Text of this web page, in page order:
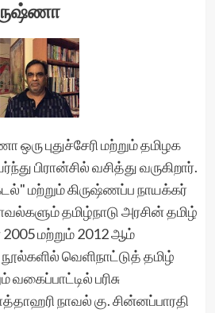
ஒரு புதுச்சேரி மற்றும் தமிழக
பிரான்சில் வசித்து வருகிறார்.
மற்றும் கிருஷ்ணப்ப நாயக்கர்
தமிழ்நாடு அரசின் தமிழ்
மற்றும் 2012 ஆம்
வெளிநாட்டுத் தமிழ்
வகைப்பாட்டில் பரிசு
நாவல் கு. சின்னப்பாரதி